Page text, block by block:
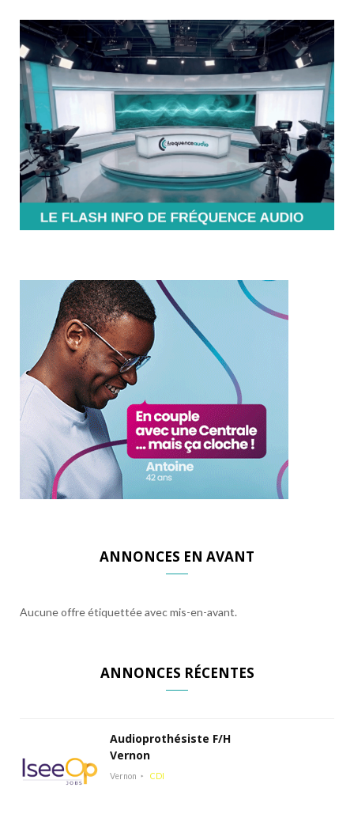
ANNONCES EN AVANT
Aucune offre étiquettée avec mis-en-avant.
ANNONCES RÉCENTES
Audioprothésiste F/H
Vernon
Vernon CDI